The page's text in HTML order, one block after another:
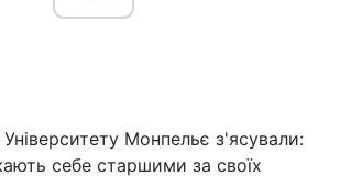
Університету Монпельє з'ясували:
себе старшими за своїх